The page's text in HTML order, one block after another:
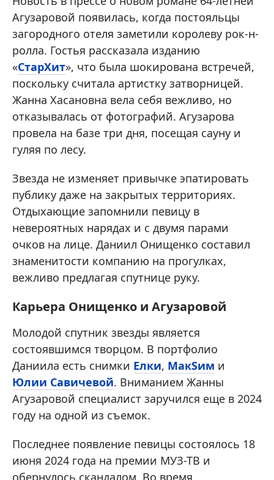
Агузаровой появилась, когда постояльцы
загородного отеля заметили королеву рок-н-
ролла. Гостья рассказала изданию
«СтарХит», что была шокирована встречей,
поскольку считала артистку затворницей.
Жанна Хасановна вела себя вежливо, но
отказывалась от фотографий. Агузарова
провела на базе три дня, посещая сауну и
гуляя по лесу.
Звезда не изменяет привычке эпатировать
публику даже на закрытых территориях.
Отдыхающие запомнили певицу в
невероятных нарядах и с двумя парами
очков на лице. Даниил Онищенко составил
знаменитости компанию на прогулках,
вежливо предлагая спутнице руку.
Карьера Онищенко и Агузаровой
Молодой спутник звезды является
состоявшимся творцом. В портфолио
Даниила есть снимки Елки, МакSим и
Юлии Савичевой. Вниманием Жанны
Агузаровой специалист заручился еще в 2024
году на одной из съемок.
Последнее появление певицы состоялось 18
июня 2024 года на премии МУЗ-ТВ и